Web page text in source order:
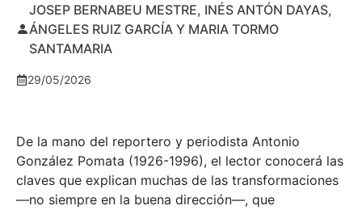
JOSEP BERNABEU MESTRE, INÉS ANTÓN DAYAS,
ÁNGELES RUIZ GARCÍA Y MARIA TORMO
SANTAMARIA
29/05/2026
De la mano del reportero y periodista Antonio
González Pomata (1926-1996), el lector conocerá las
claves que explican muchas de las transformaciones
—no siempre en la buena dirección—, que